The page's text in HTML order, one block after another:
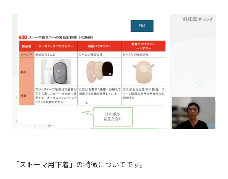
「ストーマ用下着」の特徴についてです。